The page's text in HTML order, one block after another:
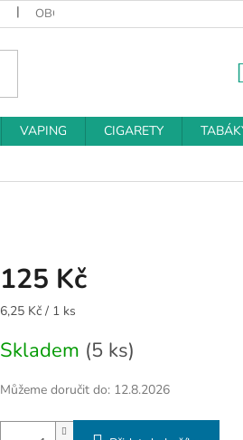
OBCHODNÍ PODMÍNKY
VAPING CIGARETY
125 Kč
Měrná
6,25 Kč / 1 ks
Skladem (5 ks)
Můžeme doručit do: 12.8.2026